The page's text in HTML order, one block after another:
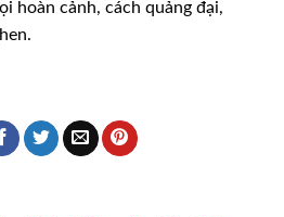
hoàn cảnh, cách quảng đại,